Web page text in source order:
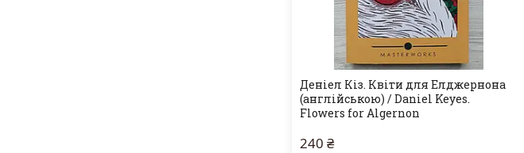
Деніел Кіз. Квіти для Елджернона
(англійською) / Daniel Keyes.
Flowers for Algernon
240 ₴